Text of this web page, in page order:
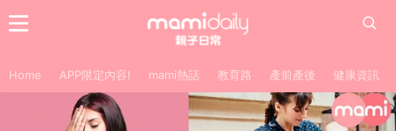
Home APP限定內容! mami熱話 教育路 產前產後 健康資訊